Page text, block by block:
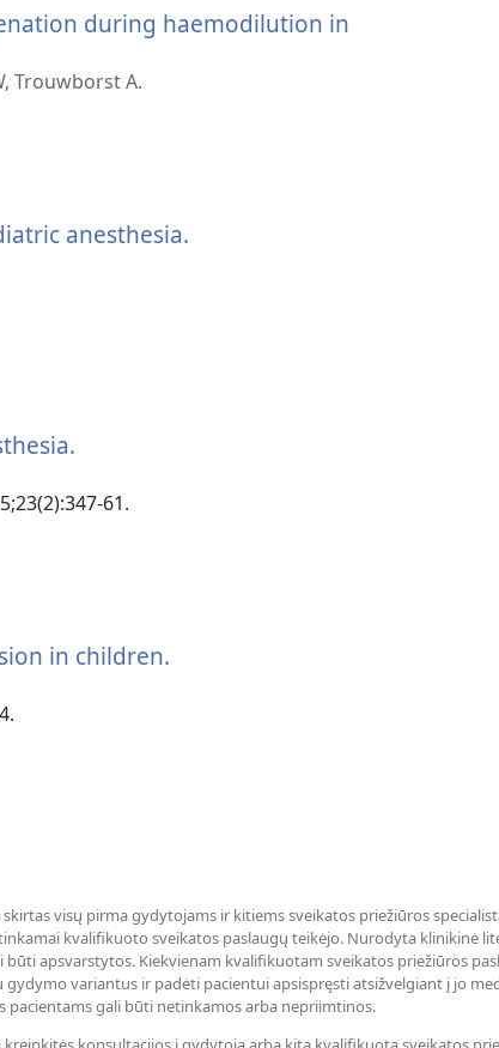
during haemodilution in
Trouwborst A.
anesthesia.
langas)
61.
in children.
visų pirma gydytojams ir kitiems sveikatos priežiūros
kvalifikuoto sveikatos paslaugų teikėjo. Nurodyta klinikinė
apsvarstytos. Kiekvienam kvalifikuotam sveikatos priežiūros
variantus ir padėti pacientui apsispręsti atsižvelgiant į jo
pacientams gali būti netinkamos arba nepriimtinos.